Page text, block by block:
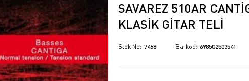
SAVAREZ 510AR
KLASIK GITAR TELI
Stok No 7468 Barkod 698502503541